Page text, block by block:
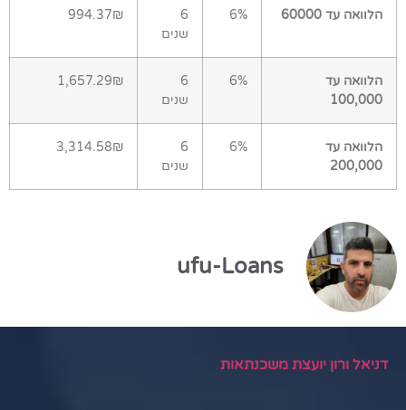
הלוואה עד 60000 6%
6
שנים
994.37₪
הלוואה עד
100,000
6%
6
שנים
1,657.29₪
הלוואה עד
200,000
6%
6
שנים
3,314.58₪
ufu-Loans
דניאל ורון יועצת משכנתאות